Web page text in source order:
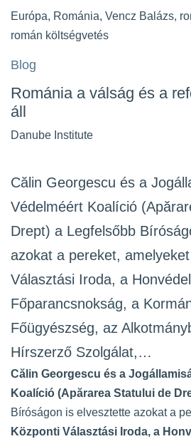
Európa, Románia, Vencz Balázs,
román költségvetés
Blog
Románia a válság és a
áll
Danube Institute
Călin Georgescu és a
Védelméért Koalíció
Drept) a Legfelsőbb
azokat a pereket,
Választási Iroda, a
Főparancsnokság, a
Főügyészség, az
Hírszerző Szolgálat,…
Călin Georgescu és a
Koalíció (Apărarea Statului de
Bíróságon is elvesztette azokat a
Központi Választási Iroda, a